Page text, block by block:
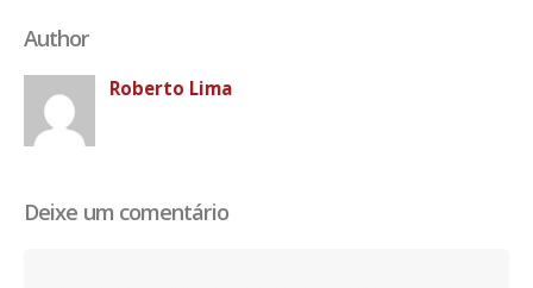
Author
Roberto Lima
Deixe um comentário